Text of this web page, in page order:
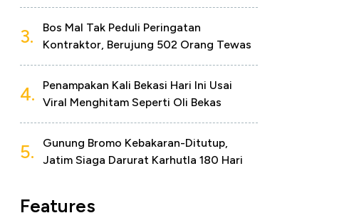
3.
Bos Mal Tak Peduli Peringatan
Kontraktor, Berujung 502 Orang Tewas
4.
Penampakan Kali Bekasi Hari Ini Usai
Viral Menghitam Seperti Oli Bekas
5.
Gunung Bromo Kebakaran-Ditutup,
Jatim Siaga Darurat Karhutla 180 Hari
Features